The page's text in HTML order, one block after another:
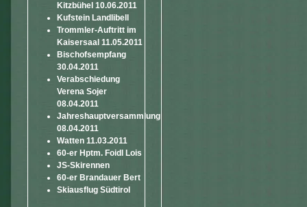
Kitzbühel 10.06.2011
Kufstein Landlibell
Trommler-Auftritt im
Kaisersaal 11.05.2011
Bischofsempfang
30.04.2011
Verabschiedung
Verena Sojer
08.04.2011
Jahreshauptversammlung
08.04.2011
Watten 11.03.2011
60-er Hptm. Foidl Lois
JS-Skirennen
60-er Brandauer Bert
Skiausflug Südtirol